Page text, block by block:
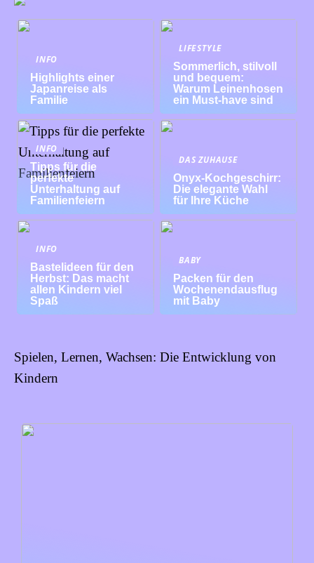
INFO
Highlights einer
Japanreise als
Familie
LIFESTYLE
Sommerlich, stilvoll
und bequem:
Warum Leinenhosen
ein Must-have sind
INFO
Tipps für die
perfekte
Unterhaltung auf
Familienfeiern
DAS ZUHAUSE
Onyx-Kochgeschirr:
Die elegante Wahl
für Ihre Küche
INFO
Bastelideen für den
Herbst: Das macht
allen Kindern viel
Spaß
BABY
Packen für den
Wochenendausflug
mit Baby
Spielen, Lernen, Wachsen: Die Entwicklung von
Kindern